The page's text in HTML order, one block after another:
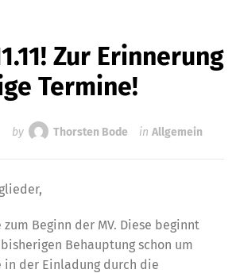
Zur Erinnerung
Termine!
by Thorsten Bode in Allgemein
Beginn der MV. Diese beginnt
Behauptung schon um
in der Einladung durch die